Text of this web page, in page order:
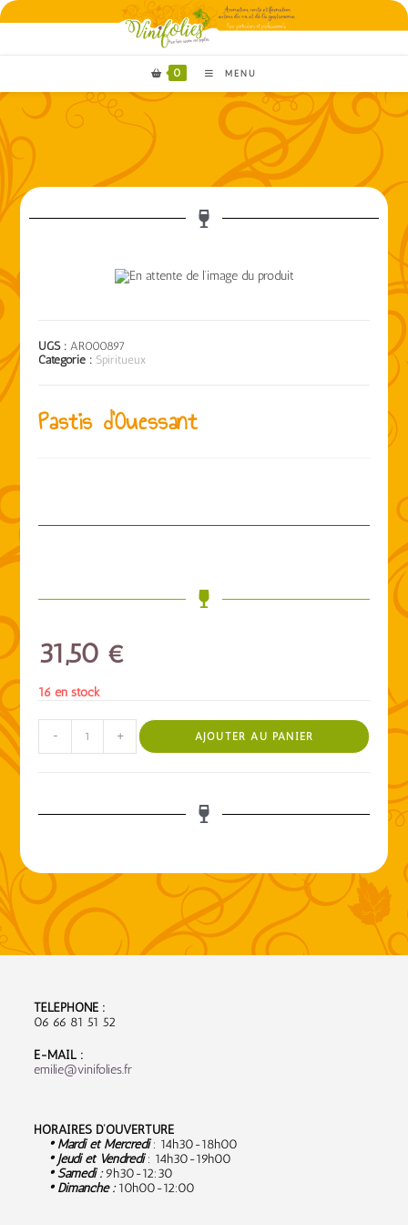
0 MENU
UGS :AR000897
Catégorie : Spiritueux
Pastis d’Ouessant
31,50 €
16 en stock
- + AJOUTER AU PANIER
TÉLÉPHONE :
06 66 81 51 52
E-MAIL :
emilie@vinifolies.fr
HORAIRES D’OUVERTURE
• Mardi et Mercredi: 14h30-18h00
• Jeudi et Vendredi: 14h30-19h00
• Samedi :9h30-12:30
• Dimanche :10h00-12:00